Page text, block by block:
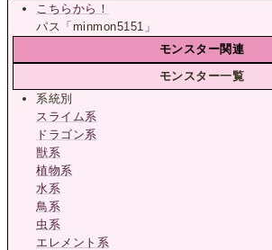
こちらから！
パス「minmon5151」
モンスター関連
モンスター一覧
系統別
スライム系
ドラゴン系
獣系
植物系
水系
鳥系
虫系
エレメント系